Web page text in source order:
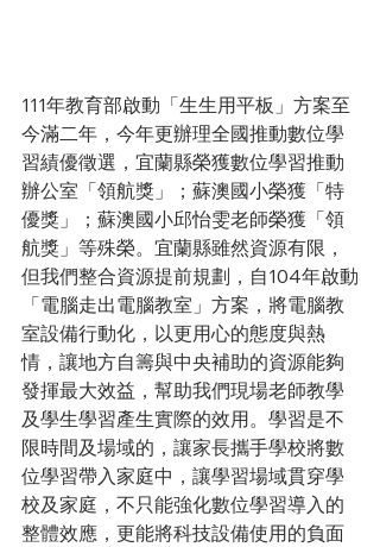
111年教育部啟動「生生用平板」方案至
今滿二年，今年更辦理全國推動數位學
習績優徵選，宜蘭縣榮獲數位學習推動
辦公室「領航獎」；蘇澳國小榮獲「特
優獎」；蘇澳國小邱怡雯老師榮獲「領
航獎」等殊榮。宜蘭縣雖然資源有限，
但我們整合資源提前規劃，自104年啟動
「電腦走出電腦教室」方案，將電腦教
室設備行動化，以更用心的態度與熱
情，讓地方自籌與中央補助的資源能夠
發揮最大效益，幫助我們現場老師教學
及學生學習產生實際的效用。學習是不
限時間及場域的，讓家長攜手學校將數
位學習帶入家庭中，讓學習場域貫穿學
校及家庭，不只能強化數位學習導入的
整體效應，更能將科技設備使用的負面